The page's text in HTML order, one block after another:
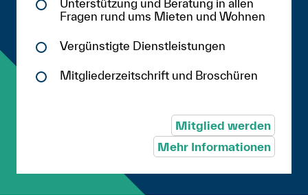
Unterstützung und Beratung in allen
Fragen rund ums Mieten und Wohnen
Vergünstigte Dienstleistungen
Mitgliederzeitschrift und Broschüren
Mitglied werden
Mehr Informationen